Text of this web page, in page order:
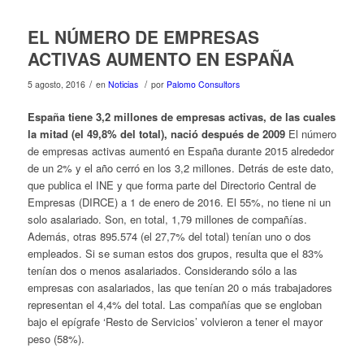
EL NÚMERO DE EMPRESAS
ACTIVAS AUMENTO EN ESPAÑA
5 agosto, 2016 / en Noticias / por Palomo Consultors
España tiene 3,2 millones de empresas activas, de las cuales
la mitad (el 49,8% del total), nació después de 2009 El número
de empresas activas aumentó en España durante 2015 alrededor
de un 2% y el año cerró en los 3,2 millones. Detrás de este dato,
que publica el INE y que forma parte del Directorio Central de
Empresas (DIRCE) a 1 de enero de 2016. El 55%, no tiene ni un
solo asalariado. Son, en total, 1,79 millones de compañías.
Además, otras 895.574 (el 27,7% del total) tenían uno o dos
empleados. Si se suman estos dos grupos, resulta que el 83%
tenían dos o menos asalariados. Considerando sólo a las
empresas con asalariados, las que tenían 20 o más trabajadores
representan el 4,4% del total. Las compañías que se engloban
bajo el epígrafe ‘Resto de Servicios’ volvieron a tener el mayor
peso (58%).